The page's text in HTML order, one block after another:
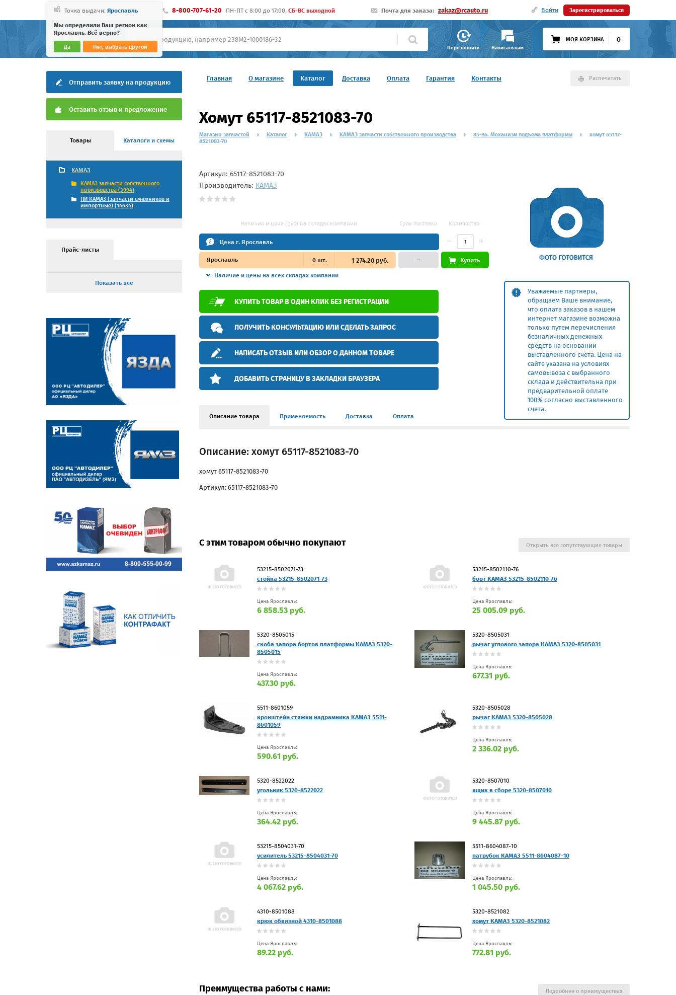
Точка выдачи: Ярославль
Мы определили Ваш регион как
Ярославль. Всё верно?
Да Нет, выбрать другой
8-800-707-61-20 ПН-ПТ c 8:00 до 17:00, СБ-ВС выходной Почта для заказа: zakaz@rcauto.ru Войти Зарегистрироваться
Перезвонить Написать нам
МОЯ КОРЗИНА 0
Главная О магазине Каталог Доставка Оплата Гарантия Контакты Распечатать
Отправить заявку на продукцию
Оставить отзыв и предложение
Товары Каталоги и схемы
КАМАЗ
КАМАЗ запчасти собственного
производства (3994)
ПИ КАМАЗ (запчасти смежников и
импортные) (14634)
Прайс-листы
Показать все
Хомут 65117-8521083-70
Магазин запчастей Каталог КАМАЗ КАМАЗ запчасти собственного производства 85-86. Механизм подъема платформы
хомут 65117-
8521083-70
Уважаемые партнеры,
обращаем Ваше внимание,
что оплата заказов в нашем
интернет магазине возможна
только путем перечисления
безналичных денежных
средств на основании
выставленного счета. Цена на
сайте указана на условиях
самовывоза с выбранного
склада и действительна при
предварительной оплате
100% согласно выставленного
счета.
Артикул: 65117-8521083-70
Производитель: КАМАЗ
Наличие и цена (руб) на складах компании Срок поставки Количество
Цена г. Ярославль
Ярославль 0шт. 1 274.20 руб.
Наличие и цены на всех складах компании
– Купить
КУПИТЬ ТОВАР В ОДИН КЛИК БЕЗ РЕГИСТРАЦИИ
ПОЛУЧИТЬ КОНСУЛЬТАЦИЮ ИЛИ СДЕЛАТЬ ЗАПРОС
НАПИСАТЬ ОТЗЫВ ИЛИ ОБЗОР О ДАННОМ ТОВАРЕ
ДОБАВИТЬ СТРАНИЦУ В ЗАКЛАДКИ БРАУЗЕРА
Описание товара Применяемость Доставка Оплата
Описание: хомут 65117-8521083-70
хомут 65117-8521083-70
Артикул: 65117-8521083-70
С этим товаром обычно покупают
53215-8502071-73
стойка 53215-8502071-73
Цена Ярославль:
6 858.53 руб.
53215-8502110-76
борт КАМАЗ 53215-8502110-76
Цена Ярославль:
25 005.09 руб.
5320-8505015
скоба запора бортов платформы КАМАЗ 5320-
8505015
Цена Ярославль:
437.30 руб.
5320-8505031
рычаг углового запора КАМАЗ 5320-8505031
Цена Ярославль:
677.31 руб.
5511-8601059
кронштейн стяжки надрамника КАМАЗ 5511-
8601059
Цена Ярославль:
590.61 руб.
5320-8505028
рычаг КАМАЗ 5320-8505028
Цена Ярославль:
2 336.02 руб.
5320-8522022
угольник 5320-8522022
Цена Ярославль:
364.42 руб.
5320-8507010
ящик в сборе 5320-8507010
Цена Ярославль:
9 445.87 руб.
53215-8504031-70
усилитель 53215-8504031-70
Цена Ярославль:
4 067.62 руб.
5511-8604087-10
патрубок КАМАЗ 5511-8604087-10
Цена Ярославль:
1 045.50 руб.
4310-8501088
крюк обвязной 4310-8501088
Цена Ярославль:
89.22 руб.
5320-8521082
хомут КАМАЗ 5320-8521082
Цена Ярославль:
772.81 руб.
Открыть все сопутствующие товары
Преимущества работы с нами: Подробнее о преимуществах